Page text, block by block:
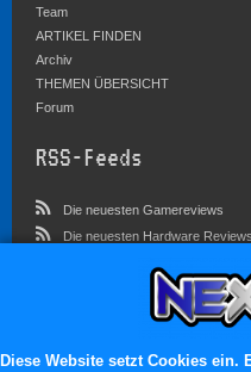
Team
ARTIKEL FINDEN
Archiv
THEMEN ÜBERSICHT
Forum
RSS-Feeds
Die neuesten Gamereviews
Die neuesten Hardware Reviews
Im Forum sind zur Zeit 5827
Diese Website setzt Cookies